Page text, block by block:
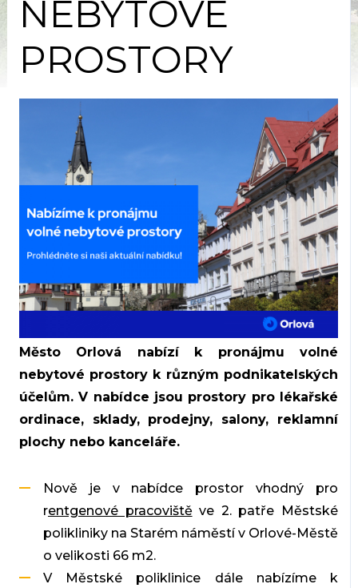
NEBYTOVÉ
PROSTORY
Město Orlová nabízí k pronájmu volné
nebytové prostory k různým podnikatelských
účelům. V nabídce jsou prostory pro lékařské
ordinace, sklady, prodejny, salony, reklamní
plochy nebo kanceláře.
Nově je v nabídce prostor vhodný pro
rentgenové pracoviště ve 2. patře Městské
polikliniky na Starém náměstí v Orlové-Městě
o velikosti 66 m2.
V Městské poliklinice dále nabízíme k